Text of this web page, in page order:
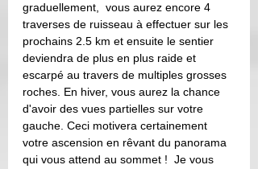
graduellement,  vous aurez encore 4
traverses de ruisseau à effectuer sur les
prochains 2.5 km et ensuite le sentier
deviendra de plus en plus raide et
escarpé au travers de multiples grosses
roches. En hiver, vous aurez la chance
d'avoir des vues partielles sur votre
gauche. Ceci motivera certainement
votre ascension en rêvant du panorama
qui vous attend au sommet !  Je vous